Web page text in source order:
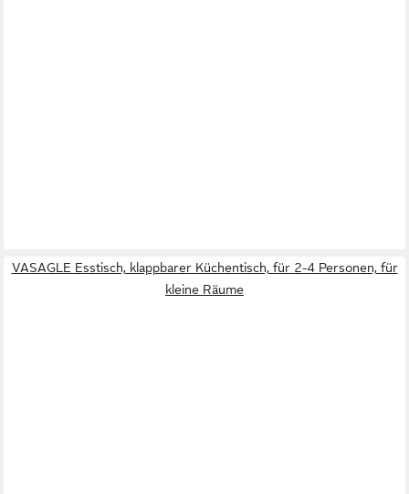
VASAGLE Esstisch, klappbarer Küchentisch, für 2-4 Personen, für
kleine Räume